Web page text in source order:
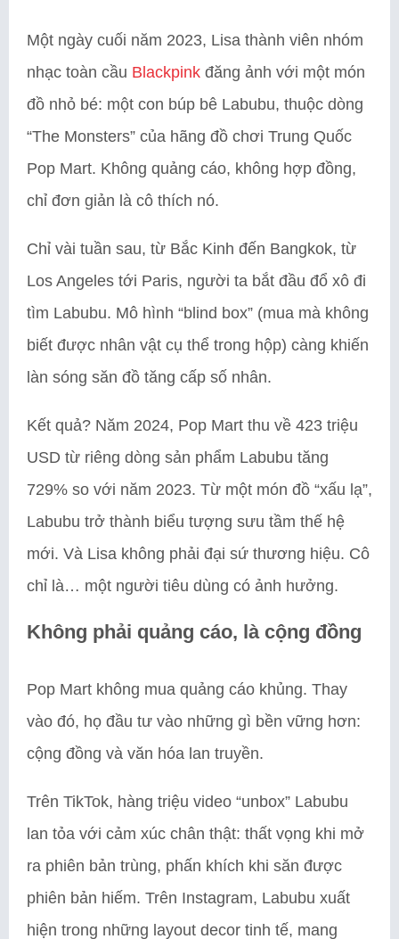
Một ngày cuối năm 2023, Lisa thành viên nhóm
nhạc toàn cầu Blackpink đăng ảnh với một món
đồ nhỏ bé: một con búp bê Labubu, thuộc dòng
“The Monsters” của hãng đồ chơi Trung Quốc
Pop Mart. Không quảng cáo, không hợp đồng,
chỉ đơn giản là cô thích nó.
Chỉ vài tuần sau, từ Bắc Kinh đến Bangkok, từ
Los Angeles tới Paris, người ta bắt đầu đổ xô đi
tìm Labubu. Mô hình “blind box” (mua mà không
biết được nhân vật cụ thể trong hộp) càng khiến
làn sóng săn đồ tăng cấp số nhân.
Kết quả? Năm 2024, Pop Mart thu về 423 triệu
USD từ riêng dòng sản phẩm Labubu tăng
729% so với năm 2023. Từ một món đồ “xấu lạ”,
Labubu trở thành biểu tượng sưu tầm thế hệ
mới. Và Lisa không phải đại sứ thương hiệu. Cô
chỉ là… một người tiêu dùng có ảnh hưởng.
Không phải quảng cáo, là cộng đồng
Pop Mart không mua quảng cáo khủng. Thay
vào đó, họ đầu tư vào những gì bền vững hơn:
cộng đồng và văn hóa lan truyền.
Trên TikTok, hàng triệu video “unbox” Labubu
lan tỏa với cảm xúc chân thật: thất vọng khi mở
ra phiên bản trùng, phấn khích khi săn được
phiên bản hiếm. Trên Instagram, Labubu xuất
hiện trong những layout decor tinh tế, mang